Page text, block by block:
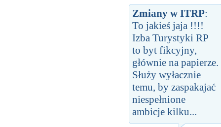
Zmiany w ITRP:
To jakieś jaja !!!!
Izba Turystyki RP
to byt fikcyjny,
głównie na papierze.
Służy wyłacznie
temu, by zaspakajać
niespełnione
ambicje kilku...